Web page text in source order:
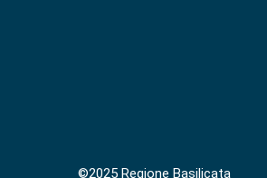
©2025 Regione Basilicata